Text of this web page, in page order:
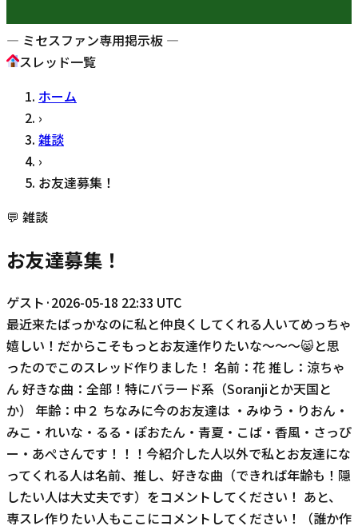
— ミセスファン専用掲示板 —
スレッド一覧
ホーム
›
雑談
›
お友達募集！
💬 雑談
お友達募集！
ゲスト ·2026-05-18 22:33 UTC
最近来たばっかなのに私と仲良くしてくれる人いてめっちゃ
嬉しい！だからこそもっとお友達作りたいな〜〜〜😸と思
ったのでこのスレッド作りました！ 名前：花 推し：涼ちゃ
ん 好きな曲：全部！特にバラード系（Soranjiとか天国と
か） 年齢：中２ ちなみに今のお友達は ・みゆう・りおん・
みこ・れいな・るる・ぽおたん・青夏・こば・香風・さっぴ
ー・あぺさんです！！！今紹介した人以外で私とお友達にな
ってくれる人は名前、推し、好きな曲（できれば年齢も！隠
したい人は大丈夫です）をコメントしてください！ あと、
専スレ作りたい人もここにコメントしてください！（誰か作